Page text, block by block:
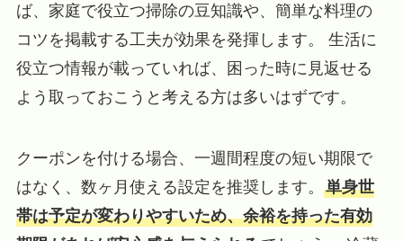
ば、家庭で役立つ掃除の豆知識や、簡単な料理の
コツを掲載する工夫が効果を発揮します。 生活に
役立つ情報が載っていれば、困った時に見返せる
よう取っておこうと考える方は多いはずです。
クーポンを付ける場合、一週間程度の短い期限で
はなく、数ヶ月使える設定を推奨します。 単身世
帯は予定が変わりやすいため、余裕を持った有効